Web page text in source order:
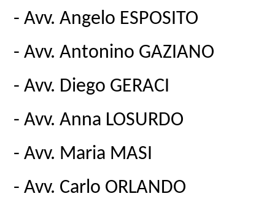
- Avv. Angelo ESPOSITO
- Avv. Antonino GAZIANO
- Avv. Diego GERACI
- Avv. Anna LOSURDO
- Avv. Maria MASI
- Avv. Carlo ORLANDO